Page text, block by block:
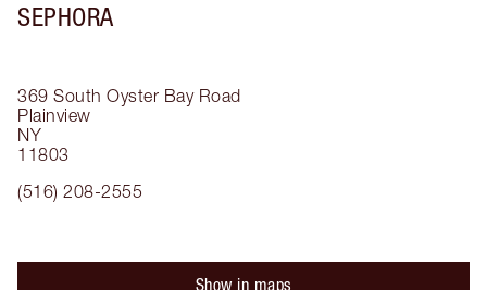
SEPHORA
369 South Oyster Bay Road
Plainview
NY
11803
(516) 208-2555
Show in maps